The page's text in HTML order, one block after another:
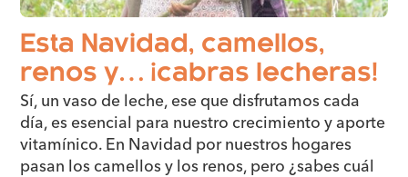
Esta Navidad, camellos,
renos y… ¡cabras lecheras!
Sí, un vaso de leche, ese que disfrutamos cada
día, es esencial para nuestro crecimiento y aporte
vitamínico. En Navidad por nuestros hogares
pasan los camellos y los renos, pero ¿sabes cuál